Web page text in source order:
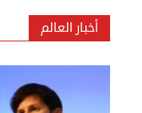
أخبار العالم